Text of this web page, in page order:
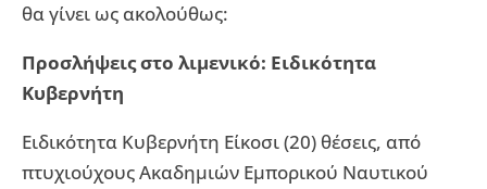
θα γίνει ως ακολούθως:
Προσλήψεις στο λιμενικό: Ειδικότητα
Κυβερνήτη
Ειδικότητα Κυβερνήτη Είκοσι (20) θέσεις, από
πτυχιούχους Ακαδημιών Εμπορικού Ναυτικού